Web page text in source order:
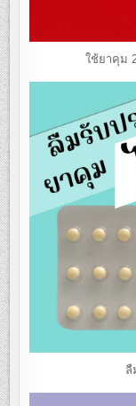
ใช้ยาคุม
ลื